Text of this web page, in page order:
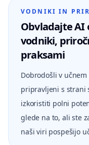
VODNIKI IN
Obvladajte AI
vodniki,
praksami
Dobrodošli v
pripravljeni s strani
izkoristiti polni
glede na to, ali ste
naši viri pospešijo